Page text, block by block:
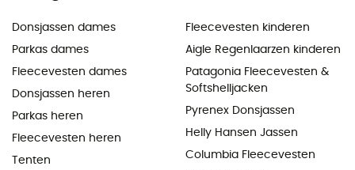
Donsjassen dames
Parkas dames
Fleecevesten dames
Donsjassen heren
Parkas heren
Fleecevesten heren
Tenten
Fleecevesten kinderen
Aigle Regenlaarzen kinderen
Patagonia Fleecevesten &
Softshelljacken
Pyrenex Donsjassen
Helly Hansen Jassen
Columbia Fleecevesten